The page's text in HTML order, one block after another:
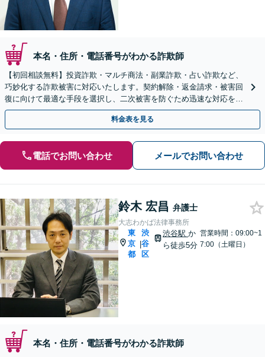
本名・住所・電話番号がわかる詐欺師
【初回相談無料】投資詐欺・マルチ商法・副業詐欺・占い詐欺など、
巧妙化する詐欺被害に対応いたします。契約解除・返金請求・被害回
復に向けて最適な手段を選択し、二次被害を防ぐため迅速な対応を心
がけます【都庁前駅直結】【複数拠点あり】
料金表を見る
電話でお問い合わせ メールでお問い合わせ
鈴木 宏昌 弁護士
大志わかば法律事務所
東
京
都
|
渋
谷
区
渋谷駅 か
ら徒歩5分
営業時間：09:00~1
7:00（土曜日）
本名・住所・電話番号がわかる詐欺師